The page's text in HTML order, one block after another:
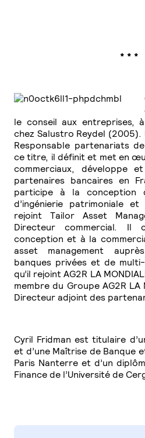
* * *
le conseil aux entreprises,
chez Salustro Reydel
Responsable partenariats
ce titre, il définit et met en
commerciaux, développe
partenaires bancaires en
participe à la conception
d’ingénierie patrimoniale
rejoint Tailor Asset
Directeur commercial.
conception et à la
asset management
banques privées et de
qu’il rejoint AG2R LA
membre du Groupe AG2R
Directeur adjoint des
Cyril Fridman est titulaire
et d’une Maîtrise de Banque
Paris Nanterre et d’un
Finance de l’Université de